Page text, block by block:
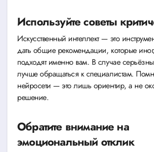
Используйте советы
Искусственный интеллект — это
дать общие рекомендации, которые
подходят именно вам. В случае
лучше обращаться к специалистам.
нейросети — это лишь ориентир, а не
решение.
Обратите внимание на
эмоциональный отклик